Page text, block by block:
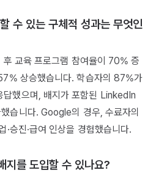
수 있는 구체적 성과는 무엇인
후 교육 프로그램 참여율이 70% 증
상승했습니다. 학습자의 87%가
답했으며, 배지가 포함된 LinkedIn
습니다. Google의 경우, 수료자의
승진·급여 인상을 경험했습니다.
지를 도입할 수 있나요?